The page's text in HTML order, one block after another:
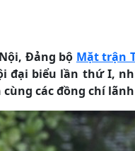
Đảng bộ Mặt trận
đại biểu lần thứ I,
cùng các đồng chí